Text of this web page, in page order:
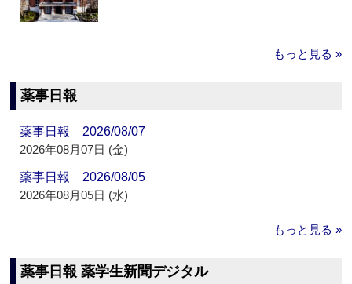
もっと見る »
薬事日報
薬事日報 2026/08/07
2026年08月07日 (金)
薬事日報 2026/08/05
2026年08月05日 (水)
もっと見る »
薬事日報 薬学生新聞デジタル